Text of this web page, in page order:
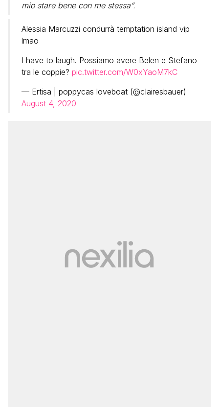
mio stare bene con me stessa”.
Alessia Marcuzzi condurrà temptation island vip
lmao
I have to laugh. Possiamo avere Belen e Stefano
tra le coppie? pic.twitter.com/W0xYaoM7kC
— Ertisa | poppycas loveboat (@cIairesbauer)
August 4, 2020